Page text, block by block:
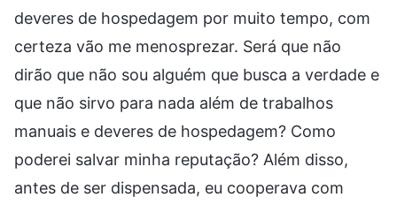
deveres de hospedagem por muito tempo, com
certeza vão me menosprezar. Será que não
dirão que não sou alguém que busca a verdade e
que não sirvo para nada além de trabalhos
manuais e deveres de hospedagem? Como
poderei salvar minha reputação? Além disso,
antes de ser dispensada, eu cooperava com